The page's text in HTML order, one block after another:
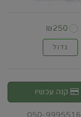
₪250
גדול
קנה עכשיו
050-9995516